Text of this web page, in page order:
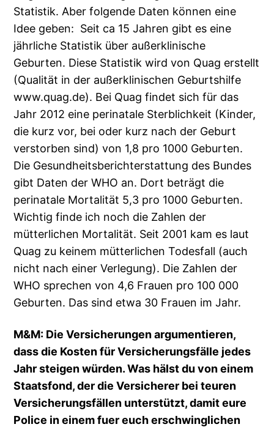
Statistik. Aber folgende Daten können eine
Idee geben: Seit ca 15 Jahren gibt es eine
jährliche Statistik über außerklinische
Geburten. Diese Statistik wird von Quag erstellt
(Qualität in der außerklinischen Geburtshilfe
www.quag.de). Bei Quag findet sich für das
Jahr 2012 eine perinatale Sterblichkeit (Kinder,
die kurz vor, bei oder kurz nach der Geburt
verstorben sind) von 1,8 pro 1000 Geburten.
Die Gesundheitsberichterstattung des Bundes
gibt Daten der WHO an. Dort beträgt die
perinatale Mortalität 5,3 pro 1000 Geburten.
Wichtig finde ich noch die Zahlen der
mütterlichen Mortalität. Seit 2001 kam es laut
Quag zu keinem mütterlichen Todesfall (auch
nicht nach einer Verlegung). Die Zahlen der
WHO sprechen von 4,6 Frauen pro 100 000
Geburten. Das sind etwa 30 Frauen im Jahr.
M&M: Die Versicherungen argumentieren,
dass die Kosten für Versicherungsfälle jedes
Jahr steigen würden. Was hälst du von einem
Staatsfond, der die Versicherer bei teuren
Versicherungsfällen unterstützt, damit eure
Police in einem fuer euch erschwinglichen